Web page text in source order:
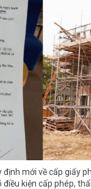
mới về cấp giấy
kiện cấp phép,